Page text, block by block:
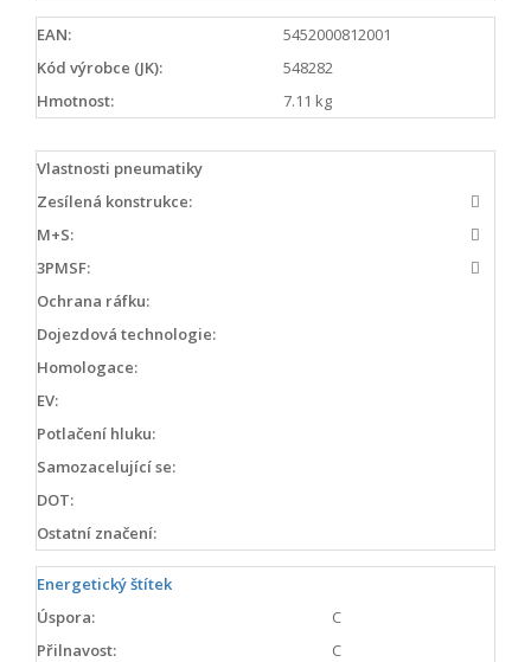
EAN:
5452000812001
Kód výrobce (JK):
548282
Hmotnost:
7.11 kg
Vlastnosti pneumatiky
Zesílená konstrukce:
M+S:
3PMSF:
Ochrana ráfku:
Dojezdová technologie:
Homologace:
EV:
Potlačení hluku:
Samozacelující se:
DOT:
Ostatní značení:
Energetický štítek
Úspora:
C
Přilnavost:
C